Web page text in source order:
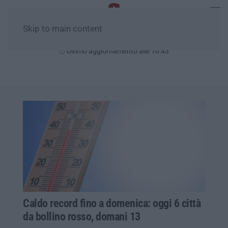
Skip to main content
Ultimo aggiornamento alle 10:43
Caldo record fino a domenica: oggi 6 città
da bollino rosso, domani 13